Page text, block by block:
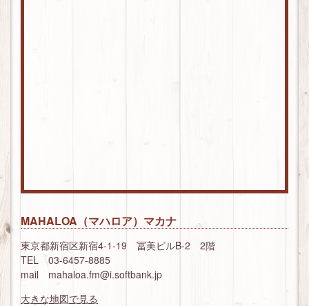
MAHALOA（マハロア）マカナ
東京都新宿区新宿4-1-19 冨美ビルB-2 2階
TEL 03-6457-8885
mail mahaloa.fm@i.softbank.jp
大きな地図で見る